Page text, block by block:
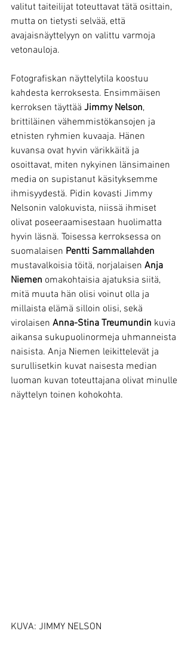
valitut taiteilijat toteuttavat tätä osittain,
mutta on tietysti selvää, että
avajaisnäyttelyyn on valittu varmoja
vetonauloja.
Fotografiskan näyttelytila koostuu
kahdesta kerroksesta. Ensimmäisen
kerroksen täyttää Jimmy Nelson,
brittiläinen vähemmistökansojen ja
etnisten ryhmien kuvaaja. Hänen
kuvansa ovat hyvin värikkäitä ja
osoittavat, miten nykyinen länsimainen
media on supistanut käsityksemme
ihmisyydestä. Pidin kovasti Jimmy
Nelsonin valokuvista, niissä ihmiset
olivat poseeraamisestaan huolimatta
hyvin läsnä. Toisessa kerroksessa on
suomalaisen Pentti Sammallahden
mustavalkoisia töitä, norjalaisen Anja
Niemen omakohtaisia ajatuksia siitä,
mitä muuta hän olisi voinut olla ja
millaista elämä silloin olisi, sekä
virolaisen Anna-Stina Treumundin kuvia
aikansa sukupuolinormeja uhmanneista
naisista. Anja Niemen leikittelevät ja
surullisetkin kuvat naisesta median
luoman kuvan toteuttajana olivat minulle
näyttelyn toinen kohokohta.
KUVA: JIMMY NELSON